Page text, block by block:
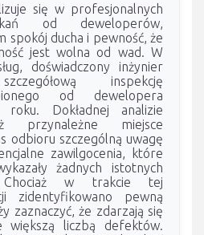
się w profesjonalnych
od deweloperów,
spokój ducha i pewność, że
jest wolna od wad. W
doświadczony inżynier
inspekcję
od dewelopera
Dokładnej analizie
przynależne miejsce
odbioru szczególną uwagę
zawilgocenia, które
żadnych istotnych
Chociaż w trakcie tej
zidentyfikowano pewną
zaznaczyć, że zdarzają się
większą liczbą defektów.